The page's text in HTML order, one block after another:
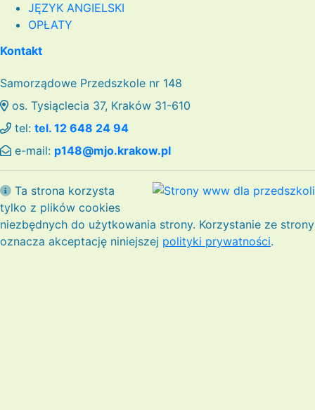
JĘZYK ANGIELSKI
OPŁATY
Kontakt
Samorządowe Przedszkole nr 148
os. Tysiąclecia 37, Kraków 31-610
tel: tel. 12 648 24 94
e-mail: p148@mjo.krakow.pl
Ta strona korzysta
tylko z plików cookies
niezbędnych do użytkowania strony. Korzystanie ze strony
oznacza akceptację niniejszej polityki prywatności.